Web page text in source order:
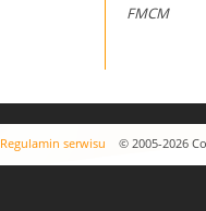
FMCM
Regulamin serwisu © 2005-2026